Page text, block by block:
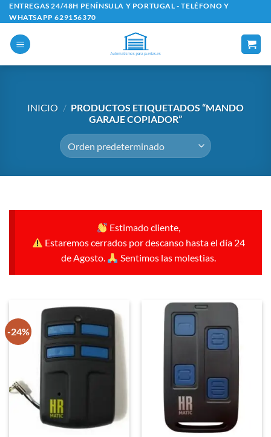
Saltar
al
contenido
ENTREGAS 24/48H PENÍNSULA Y PORTUGAL - TELÉFONO Y
WHATSAPP 629156370
INICIO / PRODUCTOS ETIQUETADOS “MANDO
GARAJE COPIADOR”
Estimado cliente,
Estaremos cerrados por descanso hasta el día 24
de Agosto.
Sentimos las molestias.
-24%